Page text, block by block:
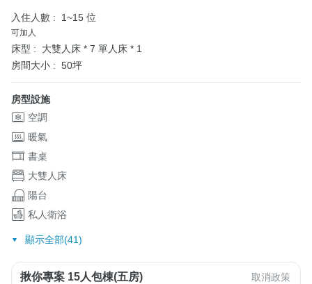
入住人數 : 1~15 位
可加人
床型 : 大雙人床 * 7 單人床 * 1
房間大小 : 50坪
房型設施
空調
暖氣
書桌
大雙人床
陽台
私人衛浴
顯示全部(41)
揪你專案 15人包棟(五房) 取消政策